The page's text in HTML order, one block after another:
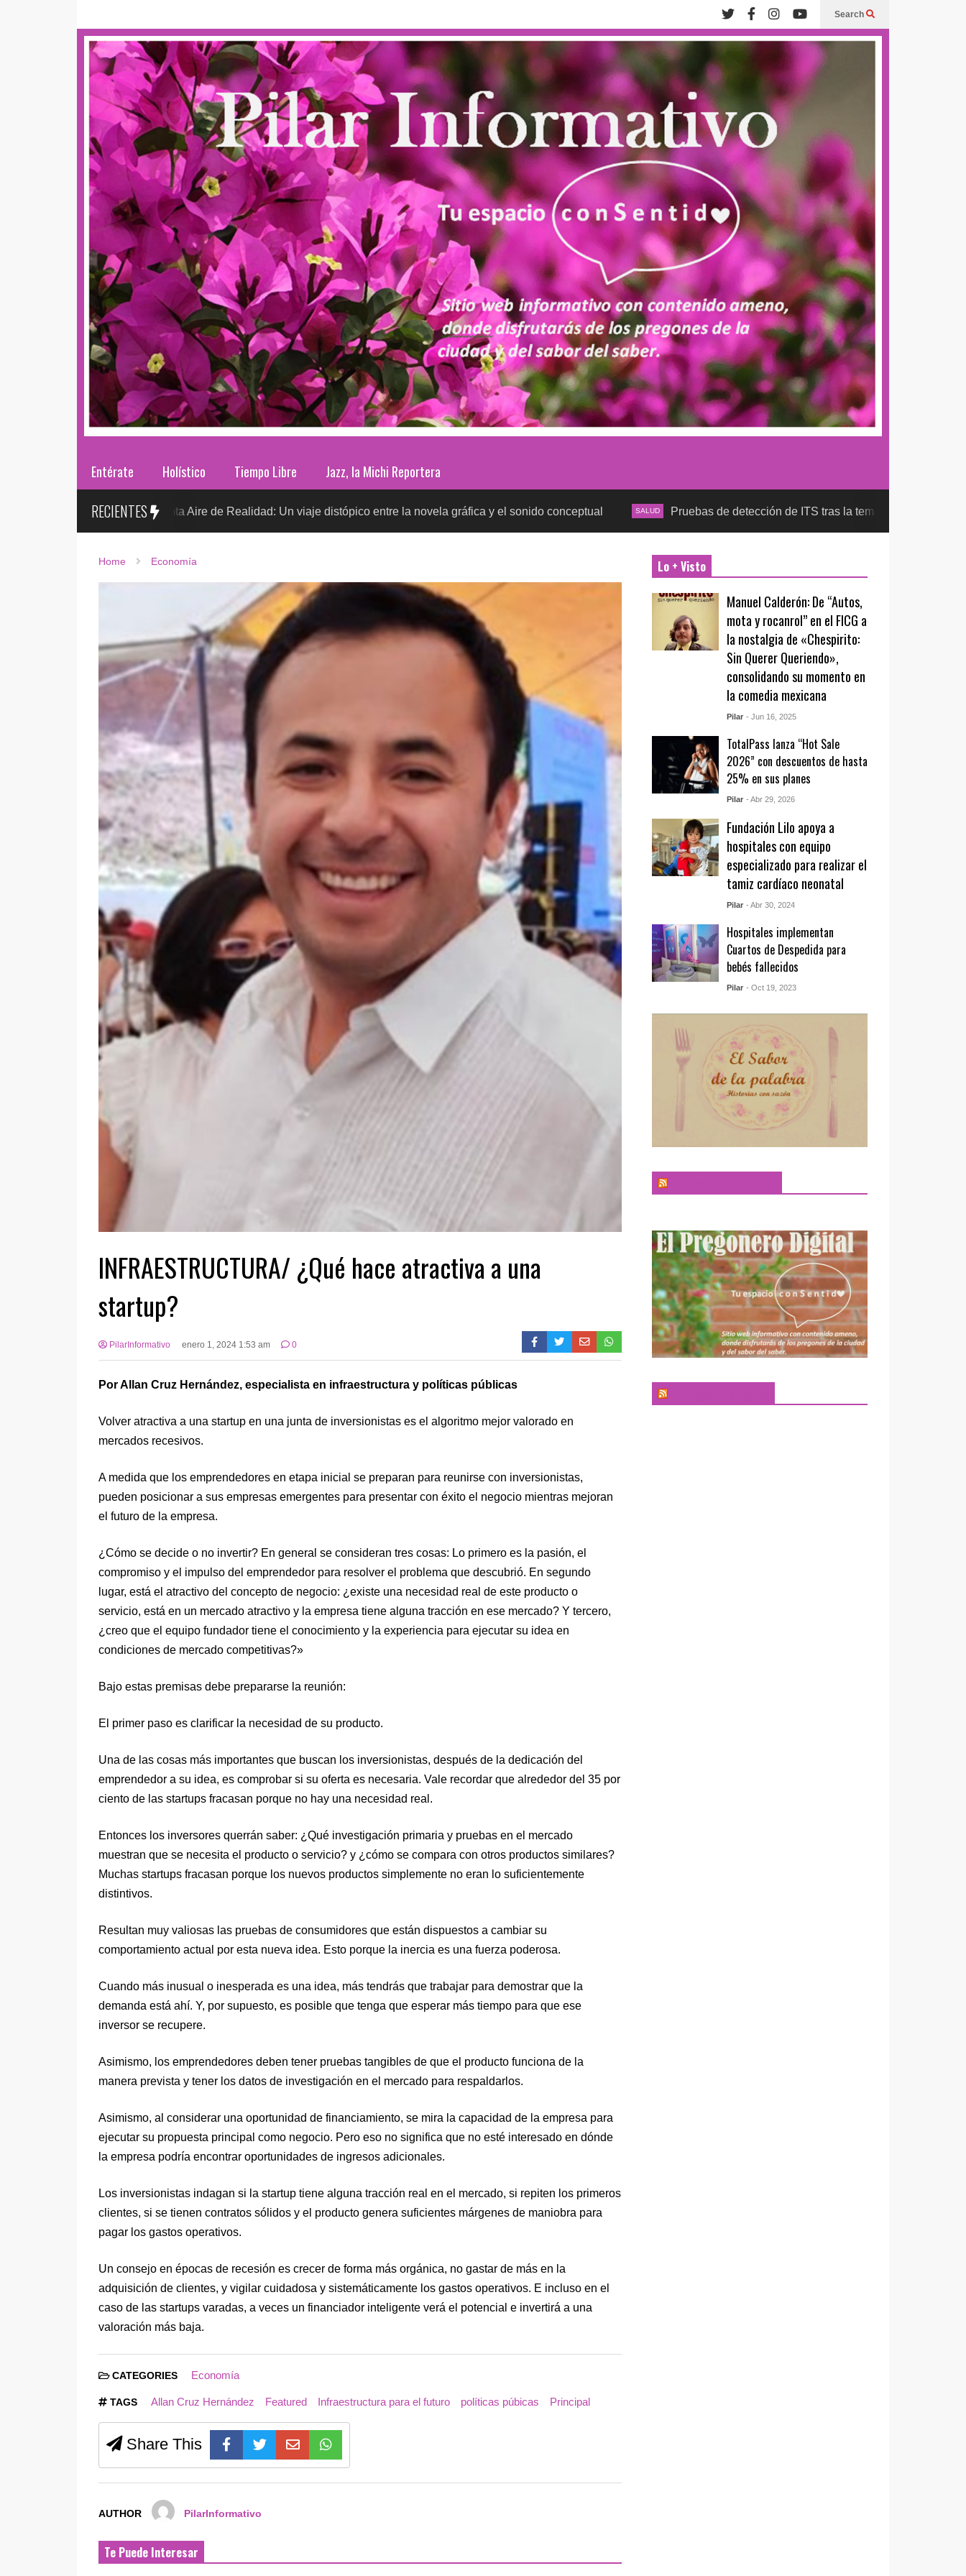
Search
Entérate Holístico Tiempo Libre Jazz, la Michi Reportera
RECIENTES
González presenta Aire de Realidad: Un viaje distópico entre la novela gráfica y el sonido conceptual SALUD Pruebas de detección de ITS tras la temporada futbolera, aseguran la
Home Economía
INFRAESTRUCTURA/ ¿Qué hace atractiva a una
startup?
PilarInformativo enero 1, 2024 1:53 am 0
Por Allan Cruz Hernández, especialista en infraestructura y políticas públicas
Volver atractiva a una startup en una junta de inversionistas es el algoritmo mejor valorado en
mercados recesivos.
A medida que los emprendedores en etapa inicial se preparan para reunirse con inversionistas,
pueden posicionar a sus empresas emergentes para presentar con éxito el negocio mientras mejoran
el futuro de la empresa.
¿Cómo se decide o no invertir? En general se consideran tres cosas: Lo primero es la pasión, el
compromiso y el impulso del emprendedor para resolver el problema que descubrió. En segundo
lugar, está el atractivo del concepto de negocio: ¿existe una necesidad real de este producto o
servicio, está en un mercado atractivo y la empresa tiene alguna tracción en ese mercado? Y tercero,
¿creo que el equipo fundador tiene el conocimiento y la experiencia para ejecutar su idea en
condiciones de mercado competitivas?»
Bajo estas premisas debe prepararse la reunión:
El primer paso es clarificar la necesidad de su producto.
Una de las cosas más importantes que buscan los inversionistas, después de la dedicación del
emprendedor a su idea, es comprobar si su oferta es necesaria. Vale recordar que alrededor del 35 por
ciento de las startups fracasan porque no hay una necesidad real.
Entonces los inversores querrán saber: ¿Qué investigación primaria y pruebas en el mercado
muestran que se necesita el producto o servicio? y ¿cómo se compara con otros productos similares?
Muchas startups fracasan porque los nuevos productos simplemente no eran lo suficientemente
distintivos.
Resultan muy valiosas las pruebas de consumidores que están dispuestos a cambiar su
comportamiento actual por esta nueva idea. Esto porque la inercia es una fuerza poderosa.
Cuando más inusual o inesperada es una idea, más tendrás que trabajar para demostrar que la
demanda está ahí. Y, por supuesto, es posible que tenga que esperar más tiempo para que ese
inversor se recupere.
Asimismo, los emprendedores deben tener pruebas tangibles de que el producto funciona de la
manera prevista y tener los datos de investigación en el mercado para respaldarlos.
Asimismo, al considerar una oportunidad de financiamiento, se mira la capacidad de la empresa para
ejecutar su propuesta principal como negocio. Pero eso no significa que no esté interesado en dónde
la empresa podría encontrar oportunidades de ingresos adicionales.
Los inversionistas indagan si la startup tiene alguna tracción real en el mercado, si repiten los primeros
clientes, si se tienen contratos sólidos y el producto genera suficientes márgenes de maniobra para
pagar los gastos operativos.
Un consejo en épocas de recesión es crecer de forma más orgánica, no gastar de más en la
adquisición de clientes, y vigilar cuidadosa y sistemáticamente los gastos operativos. E incluso en el
caso de las startups varadas, a veces un financiador inteligente verá el potencial e invertirá a una
valoración más baja.
CATEGORIES Economía
TAGS Allan Cruz Hernández Featured Infraestructura para el futuro políticas púbicas Principal
Share This
AUTHOR PilarInformativo
Te Puede Interesar
Lo + Visto
Manuel Calderón: De “Autos,
mota y rocanrol” en el FICG a
la nostalgia de «Chespirito:
Sin Querer Queriendo»,
consolidando su momento en
la comedia mexicana
Pilar - Jun 16, 2025
TotalPass lanza “Hot Sale
2026” con descuentos de hasta
25% en sus planes
Pilar - Abr 29, 2026
Fundación Lilo apoya a
hospitales con equipo
especializado para realizar el
tamiz cardíaco neonatal
Pilar - Abr 30, 2024
Hospitales implementan
Cuartos de Despedida para
bebés fallecidos
Pilar - Oct 19, 2023